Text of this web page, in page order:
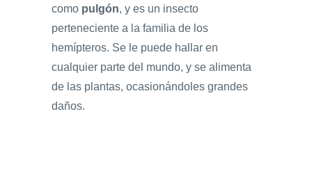
como pulgón, y es un insecto
perteneciente a la familia de los
hemípteros. Se le puede hallar en
cualquier parte del mundo, y se alimenta
de las plantas, ocasionándoles grandes
daños.